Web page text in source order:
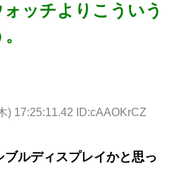
ッチよりこういう
) 17:25:11.42 ID:cAAOKrCZ
ルディスプレイかと思っ